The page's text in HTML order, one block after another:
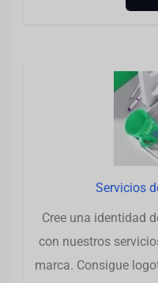
Servicios
Cree una identidad
con nuestros
marca. Consigue